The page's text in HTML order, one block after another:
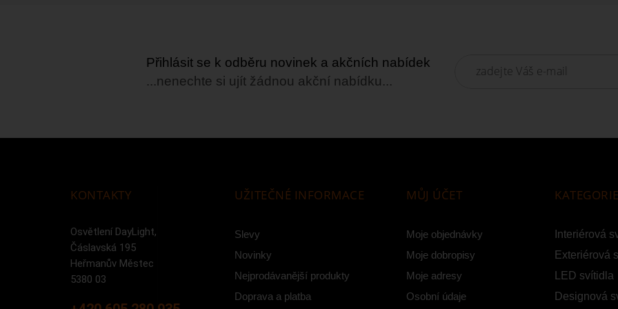
Přihlásit se k odběru novinek a akčních nabídek
...nenechte si ujít žádnou akční nabídku...
KONTAKTY
Osvětlení DayLight,
Čáslavská 195
Heřmanův Městec
5380 03
UŽITEČNÉ INFORMACE
Slevy
Novinky
Nejprodávanější produkty
Doprava a platba
MŮJ ÚČET
Moje objednávky
Moje dobropisy
Moje adresy
Osobní údaje
KATEGORIE
Interiérová
Exteriérová
LED svítidla
Designová